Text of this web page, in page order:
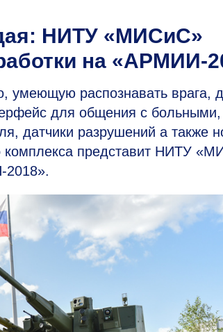
НИТУ «МИСиС»
на «АРМИИ-
умеющую распознавать врага,
для общения с больными,
датчики разрушений а также
комплекса представит НИТУ
2018».